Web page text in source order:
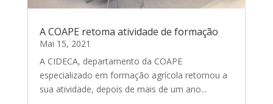
A COAPE retoma atividade de formação
Mai 15, 2021
A CIDECA, departamento da COAPE
especializado em formação agrícola retomou a
sua atividade, depois de mais de um ano...